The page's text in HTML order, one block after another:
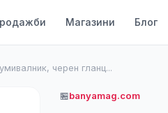
Магазини Блог
черен гланц...
🏪banyamag.com